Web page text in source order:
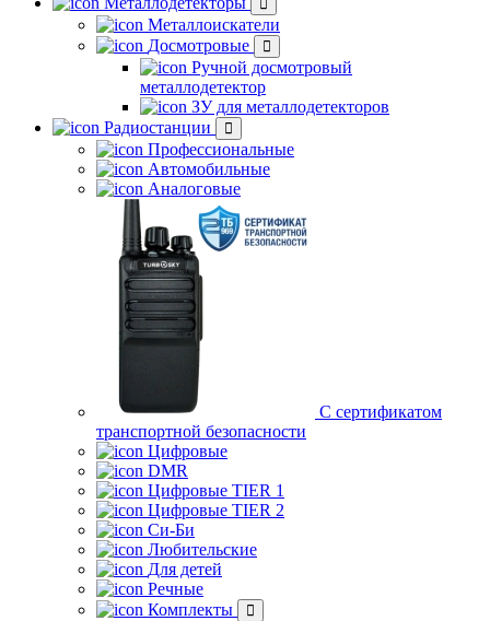
Металлоискатели
Досмотровые
Ручной досмотровый
металлодетектор
ЗУ для металлодетекторов
Радиостанции
Профессиональные
Автомобильные
Аналоговые
С сертификатом
транспортной безопасности
Цифровые
DMR
Цифровые TIER 1
Цифровые TIER 2
Си-Би
Любительские
Для детей
Речные
Комплекты